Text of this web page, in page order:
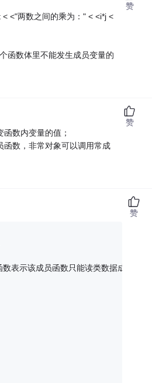
<"两数之间的乘为：" < <i*j <
函数体里不能发生成员变量的
赞
数内变量的值；
函数，非常对象可以调用常成
赞
数表示该成员函数只能读类数据成员，
赞